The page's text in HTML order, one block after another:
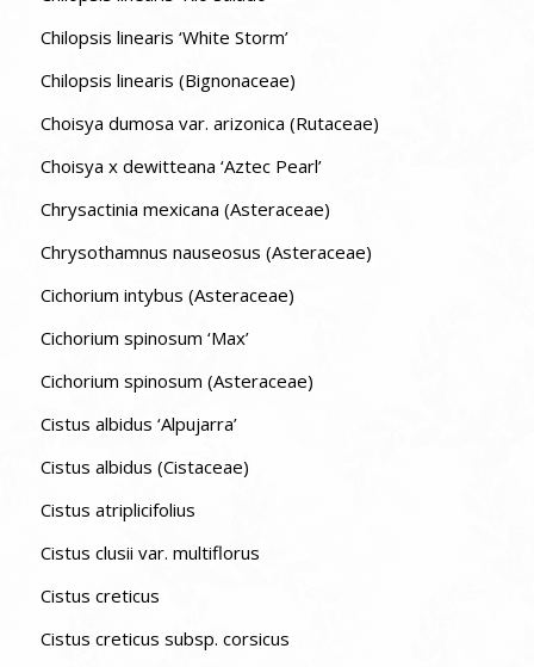
Chilopsis linearis ‘White Storm’
Chilopsis linearis (Bignonaceae)
Choisya dumosa var. arizonica (Rutaceae)
Choisya x dewitteana ‘Aztec Pearl’
Chrysactinia mexicana (Asteraceae)
Chrysothamnus nauseosus (Asteraceae)
Cichorium intybus (Asteraceae)
Cichorium spinosum ‘Max’
Cichorium spinosum (Asteraceae)
Cistus albidus ‘Alpujarra’
Cistus albidus (Cistaceae)
Cistus atriplicifolius
Cistus clusii var. multiflorus
Cistus creticus
Cistus creticus subsp. corsicus